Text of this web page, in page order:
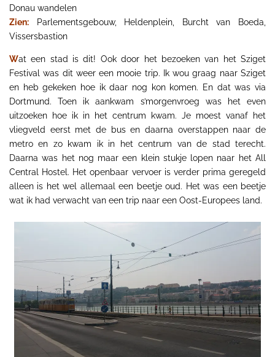
Donau wandelen
Zien: Parlementsgebouw, Heldenplein, Burcht van Boeda,
Vissersbastion
Wat een stad is dit! Ook door het bezoeken van het Sziget
Festival was dit weer een mooie trip.
Ik wou graag naar Sziget
en heb gekeken hoe ik daar nog kon komen. En dat was via
Dortmund.
Toen ik aankwam s’morgenvroeg was het even
uitzoeken hoe ik in het centrum kwam. Je moest vanaf het
vliegveld eerst met de bus en daarna overstappen naar de
metro en zo kwam ik in het centrum van de stad terecht.
Daarna was het nog maar een klein stukje lopen naar het All
Central Hostel. Het openbaar vervoer is verder prima geregeld
alleen is het wel allemaal een beetje oud. Het was een beetje
wat ik had verwacht van een trip naar een Oost-Europees land.